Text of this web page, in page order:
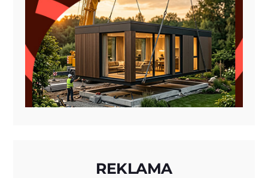
REKLAMA